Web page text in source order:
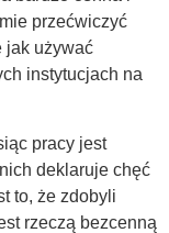
przećwiczyć
jak używać
instytucjach na
pracy jest
deklaruje chęć
to, że zdobyli
rzeczą bezcenną